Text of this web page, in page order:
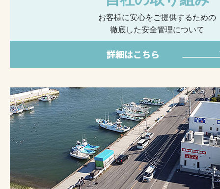
お客様に安心をご提供するための
徹底した安全管理について